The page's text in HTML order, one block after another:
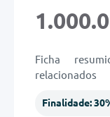
Contas Públicas
Legislação
Ficha
relacionados
Finalidade: